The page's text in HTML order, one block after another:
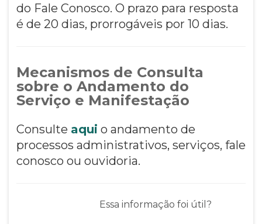
do Fale Conosco. O prazo para resposta
é de 20 dias, prorrogáveis por 10 dias.
Mecanismos de Consulta
sobre o Andamento do
Serviço e Manifestação
Consulte aqui o andamento de
processos administrativos, serviços, fale
conosco ou ouvidoria.
Essa informação foi útil?